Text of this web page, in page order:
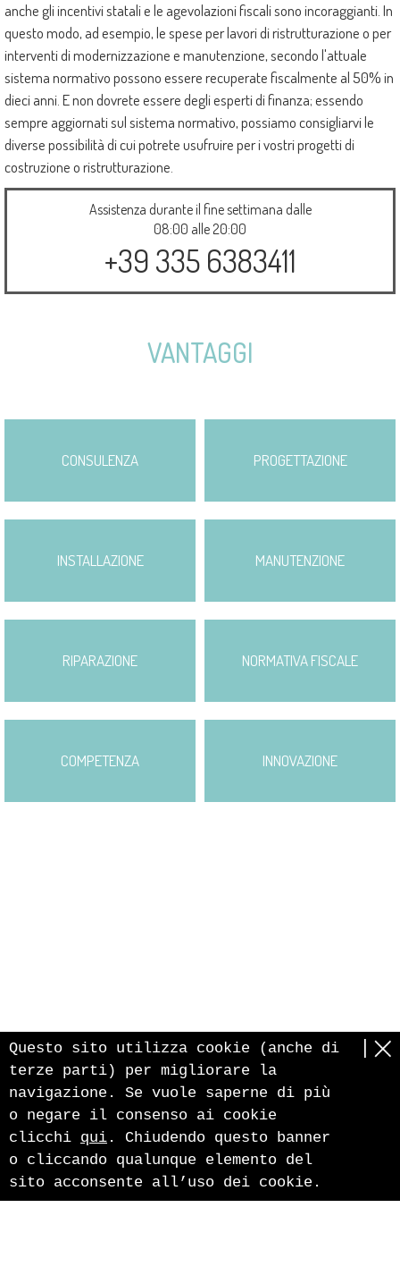
Questo sito utilizza cookie (anche di
terze parti) per migliorare la
navigazione. Se vuole saperne di più
o negare il consenso ai cookie
clicchi qui . Chiudendo questo banner
o cliccando qualunque elemento del
sito acconsente all’uso dei cookie.
anche gli incentivi statali e le agevolazioni fiscali sono incoraggianti. In
questo modo, ad esempio, le spese per lavori di ristrutturazione o per
interventi di modernizzazione e manutenzione, secondo l'attuale
sistema normativo possono essere recuperate fiscalmente al 50% in
dieci anni. E non dovrete essere degli esperti di finanza; essendo
sempre aggiornati sul sistema normativo, possiamo consigliarvi le
diverse possibilità di cui potrete usufruire per i vostri progetti di
costruzione o ristrutturazione.
Assistenza durante il fine settimana dalle
08:00 alle 20:00
+39 335 6383411
VANTAGGI
CONSULENZA PROGETTAZIONE
INSTALLAZIONE MANUTENZIONE
RIPARAZIONE NORMATIVA FISCALE
COMPETENZA INNOVAZIONE